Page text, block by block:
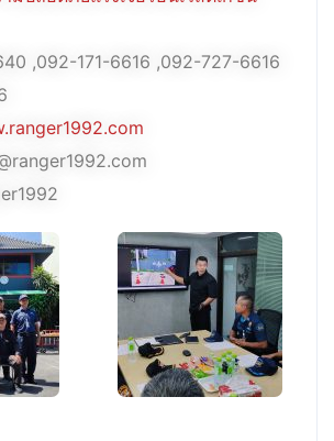
,092-171-6616 ,092-727-6616